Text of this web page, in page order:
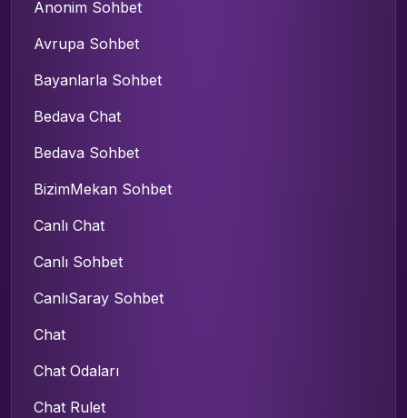
Anonim Sohbet
Avrupa Sohbet
Bayanlarla Sohbet
Bedava Chat
Bedava Sohbet
BizimMekan Sohbet
Canlı Chat
Canlı Sohbet
CanlıSaray Sohbet
Chat
Chat Odaları
Chat Rulet